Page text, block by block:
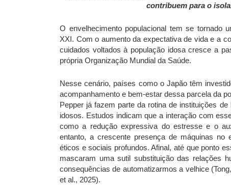
contribuem para o
O envelhecimento populacional tem se tornado
XXI. Com o aumento da expectativa de vida e a
cuidados voltados à população idosa cresce a
própria Organização Mundial da Saúde.
Nesse cenário, países como o Japão têm
acompanhamento e bem-estar dessa parcela da
Pepper já fazem parte da rotina de instituições
idosos. Estudos indicam que a interação com
como a redução expressiva do estresse e o
entanto, a crescente presença de máquinas no
éticos e sociais profundos. Afinal, até que ponto
mascaram uma sutil substituição das relações
consequências de automatizarmos a velhice
et al., 2025).